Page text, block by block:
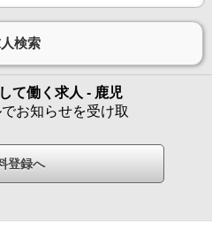
て働く求人 - 鹿児
お知らせを受け取